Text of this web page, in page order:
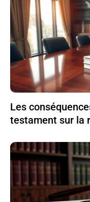
Les
testament sur la